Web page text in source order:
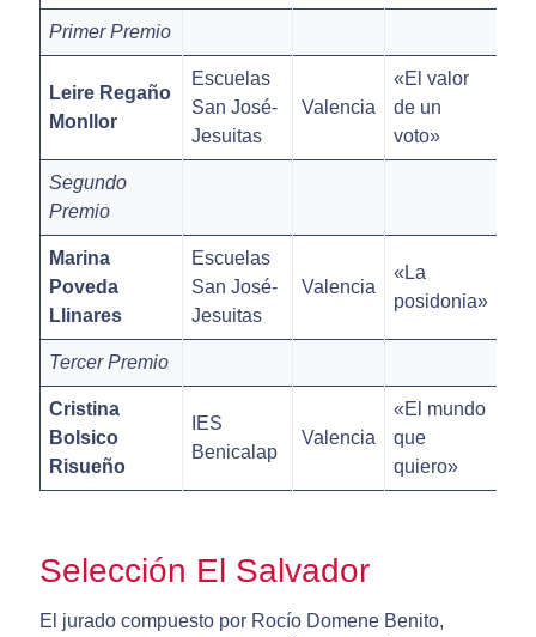
Primer Premio
Leire Regaño
Monllor
Escuelas
San José-
Jesuitas
Valencia
«El valor
de un
voto»
Segundo
Premio
Marina
Poveda
Llinares
Escuelas
San José-
Jesuitas
Valencia
«La
posidonia»
Tercer Premio
Cristina
Bolsico
Risueño
IES
Benicalap
Valencia
«El mundo
que
quiero»
Selección El Salvador
El jurado compuesto por Rocío Domene Benito,